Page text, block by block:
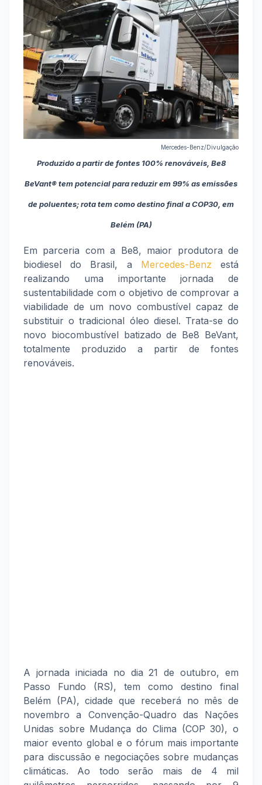
Mercedes-Benz/Divulgação
Produzido a partir de fontes 100% renováveis, Be8
BeVant® tem potencial para reduzir em 99% as emissões
de poluentes; rota tem como destino final a COP30, em
Belém (PA)
Em parceria com a Be8, maior produtora de
biodiesel do Brasil, a Mercedes-Benz está
realizando uma importante jornada de
sustentabilidade com o objetivo de comprovar a
viabilidade de um novo combustível capaz de
substituir o tradicional óleo diesel. Trata-se do
novo biocombustível batizado de Be8 BeVant,
totalmente produzido a partir de fontes
renováveis.
A jornada iniciada no dia 21 de outubro, em
Passo Fundo (RS), tem como destino final
Belém (PA), cidade que receberá no mês de
novembro a Convenção-Quadro das Nações
Unidas sobre Mudança do Clima (COP 30), o
maior evento global e o fórum mais importante
para discussão e negociações sobre mudanças
climáticas. Ao todo serão mais de 4 mil